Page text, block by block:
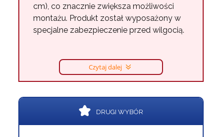
cm), co znacznie zwiększa możliwości
montażu. Produkt został wyposażony w
specjalne zabezpieczenie przed wilgocią.
Czytaj dalej
DRUGI WYBÓR